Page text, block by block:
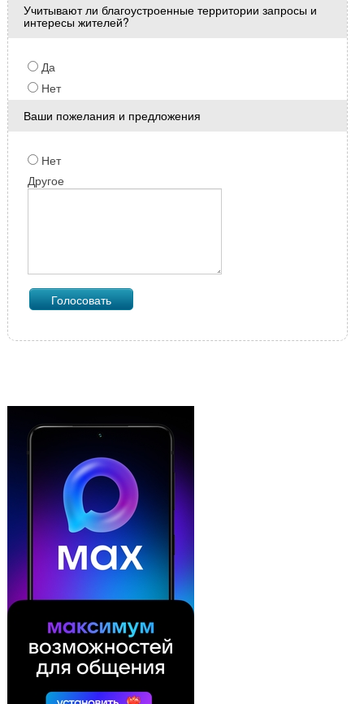
Учитывают ли благоустроенные территории запросы и
интересы жителей?
Да
Нет
Ваши пожелания и предложения
Нет
Другое